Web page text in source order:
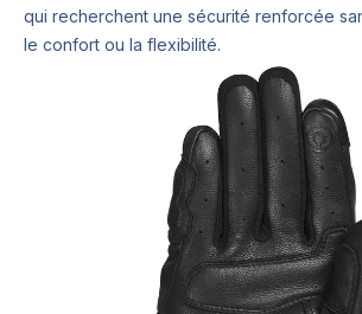
qui recherchent une sécurité renforcée
le confort ou la flexibilité.